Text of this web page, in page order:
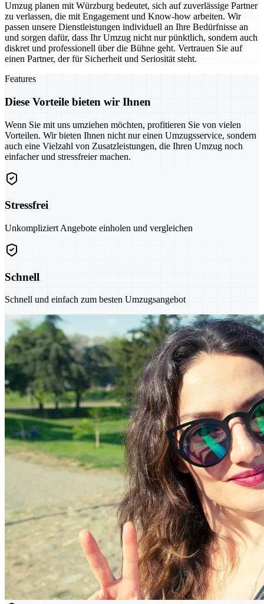
Umzug planen mit Würzburg bedeutet, sich auf zuverlässige Partner
zu verlassen, die mit Engagement und Know-how arbeiten. Wir
passen unsere Dienstleistungen individuell an Ihre Bedürfnisse an
und sorgen dafür, dass Ihr Umzug nicht nur pünktlich, sondern auch
diskret und professionell über die Bühne geht. Vertrauen Sie auf
einen Partner, der für Sicherheit und Seriosität steht.
Features
Diese Vorteile bieten wir Ihnen
Wenn Sie mit uns umziehen möchten, profitieren Sie von vielen
Vorteilen. Wir bieten Ihnen nicht nur einen Umzugsservice, sondern
auch eine Vielzahl von Zusatzleistungen, die Ihren Umzug noch
einfacher und stressfreier machen.
Stressfrei
Unkompliziert Angebote einholen und vergleichen
Schnell
Schnell und einfach zum besten Umzugsangebot